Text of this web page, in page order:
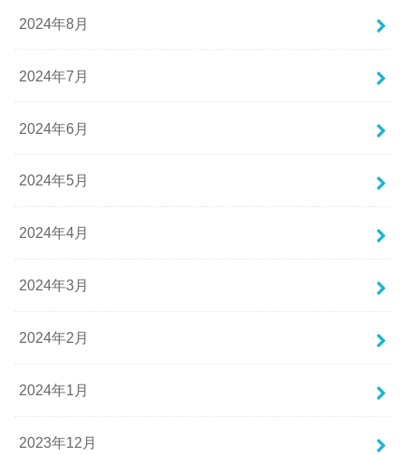
2024年8月
2024年7月
2024年6月
2024年5月
2024年4月
2024年3月
2024年2月
2024年1月
2023年12月